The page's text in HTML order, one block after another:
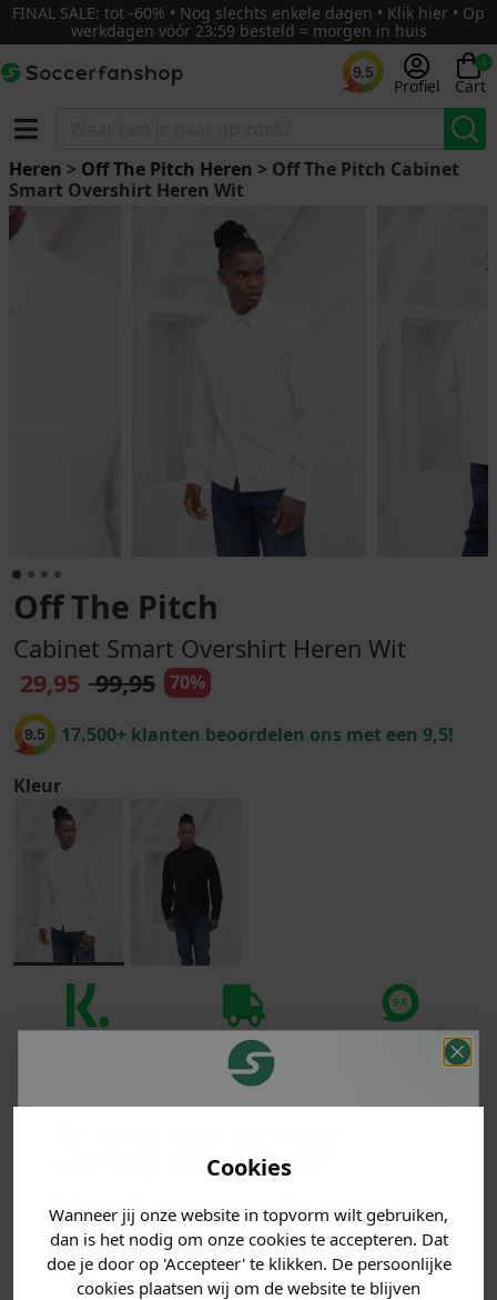
Cookies
Wanneer jij onze website in topvorm wilt gebruiken,
dan is het nodig om onze cookies te accepteren. Dat
doe je door op 'Accepteer' te klikken. De persoonlijke
cookies plaatsen wij om de website te blijven
FINAL SALE: tot -60% • Nog slechts enkele dagen • Klik hier • Op
werkdagen vóór 23:59 besteld = morgen in huis
9.5
Profiel
0
Cart
Heren > Off The Pitch Heren > Off The Pitch Cabinet
Smart Overshirt Heren Wit
Off The Pitch
Cabinet Smart Overshirt Heren Wit
29,95 99,95 70%
9.5 17.500+ klanten beoordelen ons met een 9,5!
Kleur
Voor 23:59 besteld
is morgen in huis!*
beoordelen ons
MATERIAAL & WASVOORSCHRIFT
ANDERE BESTELDEN OOK
korting ontvangen!
Vertel ons waar je naar op
zoek bent en claim direct
jouwkorting.